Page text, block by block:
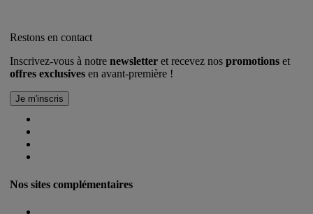
Restons en contact
Inscrivez-vous à notre newsletter et recevez nos promotions et
offres exclusives en avant-première !
Nos sites complémentaires